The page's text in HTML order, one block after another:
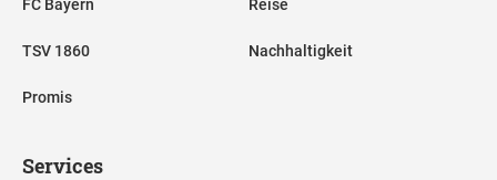
FC Bayern
TSV 1860
Promis
Reise
Nachhaltigkeit
Services